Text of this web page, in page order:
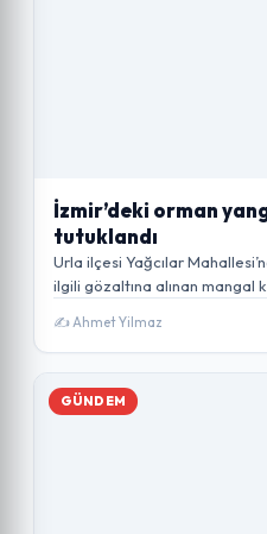
İzmir’deki orman
tutuklandı
Urla ilçesi Yağcılar
ilgili gözaltına alınan mangal
✍️ Ahmet Yilmaz
GÜNDEM